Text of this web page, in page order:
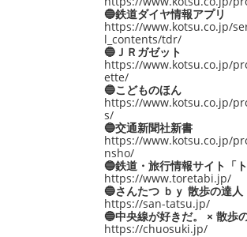
🔵鉄道ダイヤ情報アプリ
https://www.kotsu.co.jp/
l_contents/tdr/
🔵ＪＲガゼット
https://www.kotsu.co.jp/
ette/
🔵こどものほん
https://www.kotsu.co.jp/
s/
🔵交通新聞社新書
https://www.kotsu.co.jp/
nsho/
🔵鉄道・旅行情報サイト「ト
https://www.toretabi.jp/
🔵さんたつ ｂｙ 散歩の達人
https://san-tatsu.jp/
🔵中央線が好きだ。 × 散歩
https://chuosuki.jp/